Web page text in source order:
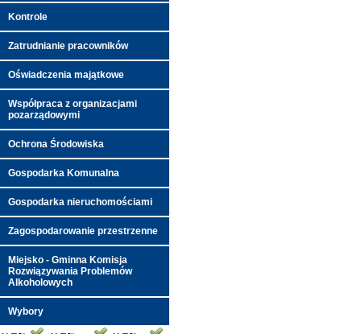
Kontrole
Zatrudnianie pracowników
Oświadczenia majątkowe
Współpraca z organizacjami
pozarządowymi
Ochrona Środowiska
Gospodarka Komunalna
Gospodarka nieruchomościami
Zagospodarowanie przestrzenne
Miejsko - Gminna Komisja
Rozwiązywania Problemów
Alkoholowych
Wybory